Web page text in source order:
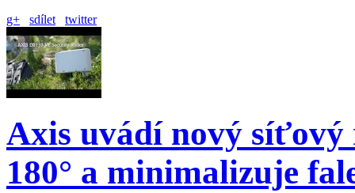
g+ sdílet twitter
Axis uvádí nový
180° a minimalizuje